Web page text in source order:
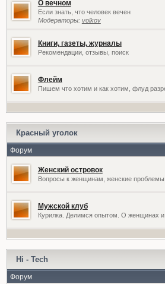
О вечном
Если знать, что человек вечен
Модераторы: volkov
Книги, газеты, журналы
Рекомендации, отзывы, поиск
Флейм
Пишем что хотим и как хотим, флуд
Красный уголок
Форум
Женский островок
Вопросы к женщинам, женские
Мужской клуб
Курилка. Делимся опытом. О женщинах и
Hi - Tech
Форум